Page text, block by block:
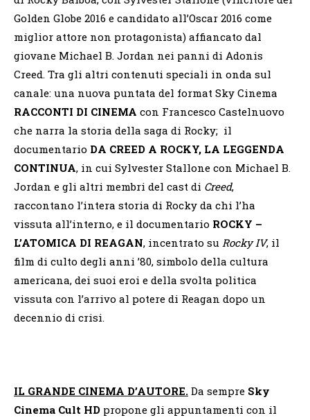
Golden Globe 2016 e candidato all’Oscar 2016 come
miglior attore non protagonista) affiancato dal
giovane Michael B. Jordan nei panni di Adonis
Creed. Tra gli altri contenuti speciali in onda sul
canale: una nuova puntata del format Sky Cinema
RACCONTI DI CINEMA con Francesco Castelnuovo
che narra la storia della saga di Rocky; il
documentario DA CREED A ROCKY, LA LEGGENDA
CONTINUA, in cui Sylvester Stallone con Michael B.
Jordan e gli altri membri del cast di Creed,
raccontano l’intera storia di Rocky da chi l’ha
vissuta all’interno, e il documentario ROCKY –
L’ATOMICA DI REAGAN, incentrato su Rocky IV, il
film di culto degli anni ’80, simbolo della cultura
americana, dei suoi eroi e della svolta politica
vissuta con l’arrivo al potere di Reagan dopo un
decennio di crisi.
IL GRANDE CINEMA D’AUTORE. Da sempre Sky
Cinema Cult HD propone gli appuntamenti con il